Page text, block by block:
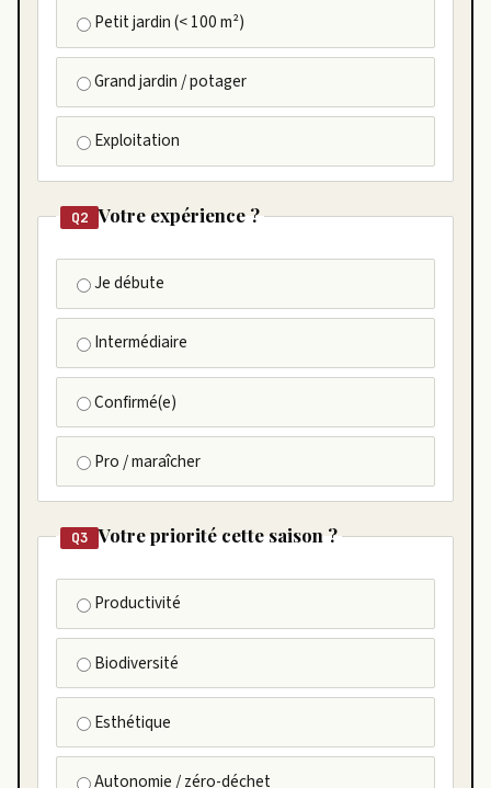
Petit jardin (< 100 m²)
Grand jardin / potager
Exploitation
Q2 Votre expérience ?
Je débute
Intermédiaire
Confirmé(e)
Pro / maraîcher
Q3 Votre priorité cette saison ?
Productivité
Biodiversité
Esthétique
Autonomie / zéro-déchet